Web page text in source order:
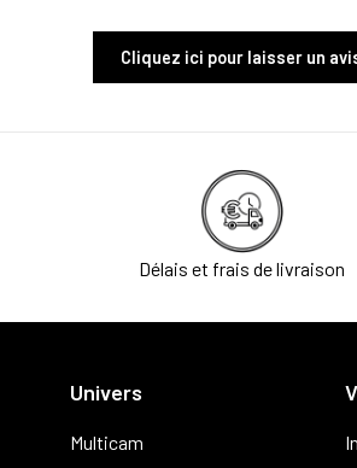
Cliquez ici pour laisser un
Délais et frais de livraison
Univers
Multicam